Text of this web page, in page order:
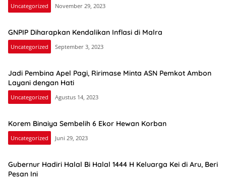
Uncategorized November 29, 2023
GNPIP Diharapkan Kendalikan Inflasi di Malra
Uncategorized September 3, 2023
Jadi Pembina Apel Pagi, Ririmase Minta ASN Pemkot Ambon
Layani dengan Hati
Uncategorized Agustus 14, 2023
Korem Binaiya Sembelih 6 Ekor Hewan Korban
Uncategorized Juni 29, 2023
Gubernur Hadiri Halal Bi Halal 1444 H Keluarga Kei di Aru, Beri
Pesan Ini